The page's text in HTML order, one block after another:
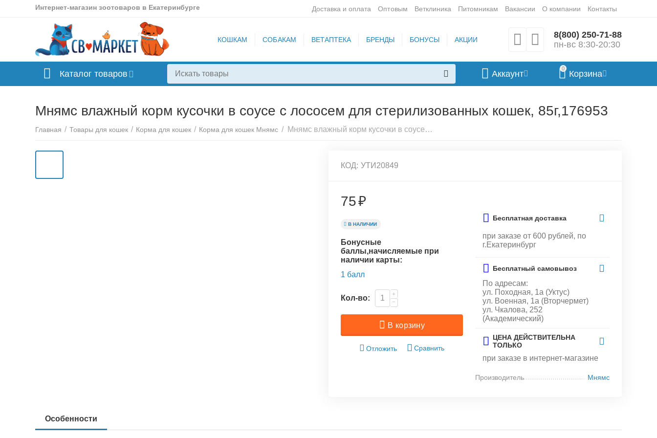
Интернет-магазин зоотоваров в Екатеринбурге Доставка и оплата Оптовым Ветклиника Питомникам Вакансии О компании Контакты
КОШКАМ СОБАКАМ ВЕТАПТЕКА БРЕНДЫ БОНУСЫ АКЦИИ
8(800) 250-71-88
пн-вс 8:30-20:30
Каталог товаров
0
Корзина
Аккаунт
Мнямс влажный корм кусочки в соусе с лососем для стерилизованных кошек, 85г,176953
Главная / Товары для кошек / Корма для кошек / Корма для кошек Мнямс / Мнямс влажный корм кусочки в соусе с лососем для стерилизованных кошек, 85г,176953
КОД: УТИ20849
75₽
В НАЛИЧИИ
Бонусные
баллы,начисляемые при
наличии карты:
1 балл
Кол-во:
+
−
В корзину
Отложить Сравнить
Бесплатная доставка
при заказе от 600 рублей, по
г.Екатеринбург
Бесплатный самовывоз
По адресам:
ул. Походная, 1а (Уктус)
ул. Военная, 1а (Вторчермет)
ул. Чкалова, 252
(Академический)
ЦЕНА ДЕЙСТВИТЕЛЬНА
ТОЛЬКО
при заказе в интернет-магазине
Производитель Мнямс
Особенности